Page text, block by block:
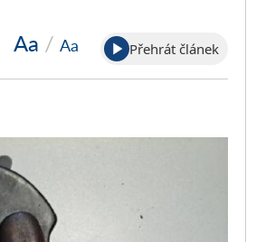
Aa / Aa Přehrát článek